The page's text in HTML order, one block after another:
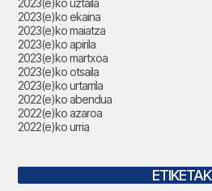
2023(e)ko uztaila
2023(e)ko ekaina
2023(e)ko maiatza
2023(e)ko apirila
2023(e)ko martxoa
2023(e)ko otsaila
2023(e)ko urtarrila
2022(e)ko abendua
2022(e)ko azaroa
2022(e)ko urria
ETIKETAK